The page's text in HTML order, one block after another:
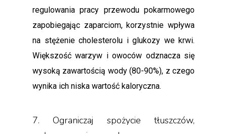
regulowania pracy przewodu pokarmowego
zapobiegając zaparciom, korzystnie wpływa
na stężenie cholesterolu i glukozy we krwi.
Większość warzyw i owoców odznacza się
wysoką zawartością wody (80-90%), z czego
wynika ich niska wartość kaloryczna.
7. Ograniczaj spożycie tłuszczów,